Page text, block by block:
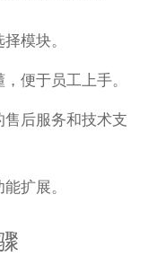
模块。
便于员工上手。
后服务和技术支
扩展。